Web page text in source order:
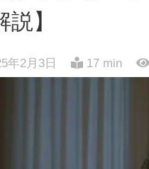
説】
年2月3日 17 min